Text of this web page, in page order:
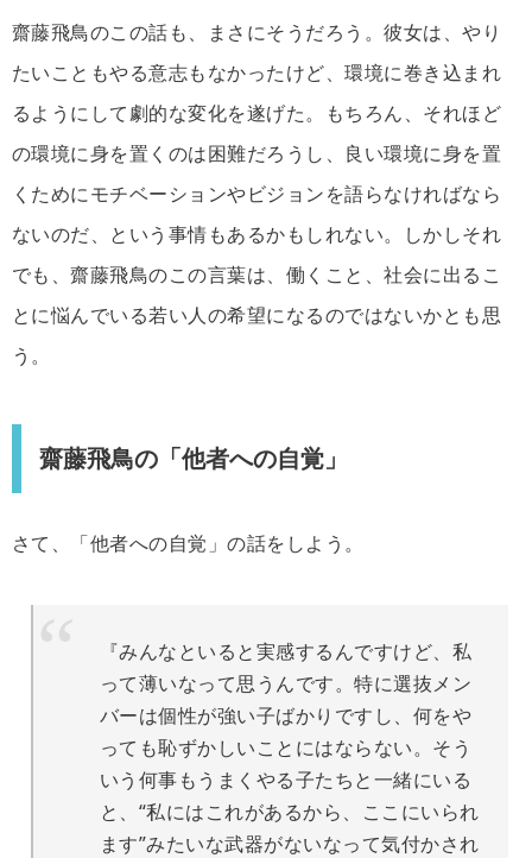
齋藤飛鳥のこの話も、まさにそうだろう。彼女は、やり
たいこともやる意志もなかったけど、環境に巻き込まれ
るようにして劇的な変化を遂げた。もちろん、それほど
の環境に身を置くのは困難だろうし、良い環境に身を置
くためにモチベーションやビジョンを語らなければなら
ないのだ、という事情もあるかもしれない。しかしそれ
でも、齋藤飛鳥のこの言葉は、働くこと、社会に出るこ
とに悩んでいる若い人の希望になるのではないかとも思
う。
齋藤飛鳥の「他者への自覚」
さて、「他者への自覚」の話をしよう。
『みんなといると実感するんですけど、私
って薄いなって思うんです。特に選抜メン
バーは個性が強い子ばかりですし、何をや
っても恥ずかしいことにはならない。そう
いう何事もうまくやる子たちと一緒にいる
と、“私にはこれがあるから、ここにいられ
ます”みたいな武器がないなって気付かされ